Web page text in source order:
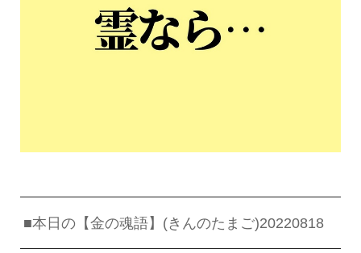
■本日の【金の魂語】(きんのたまご)20220818